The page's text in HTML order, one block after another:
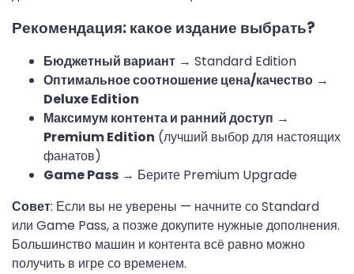
Рекомендация: какое издание выбрать?
Бюджетный вариант → Standard Edition
Оптимальное соотношение цена/качество →
Deluxe Edition
Максимум контента и ранний доступ →
Premium Edition (лучший выбор для настоящих
фанатов)
Game Pass → Берите Premium Upgrade
Совет: Если вы не уверены — начните со Standard
или Game Pass, а позже докупите нужные дополнения.
Большинство машин и контента всё равно можно
получить в игре со временем.